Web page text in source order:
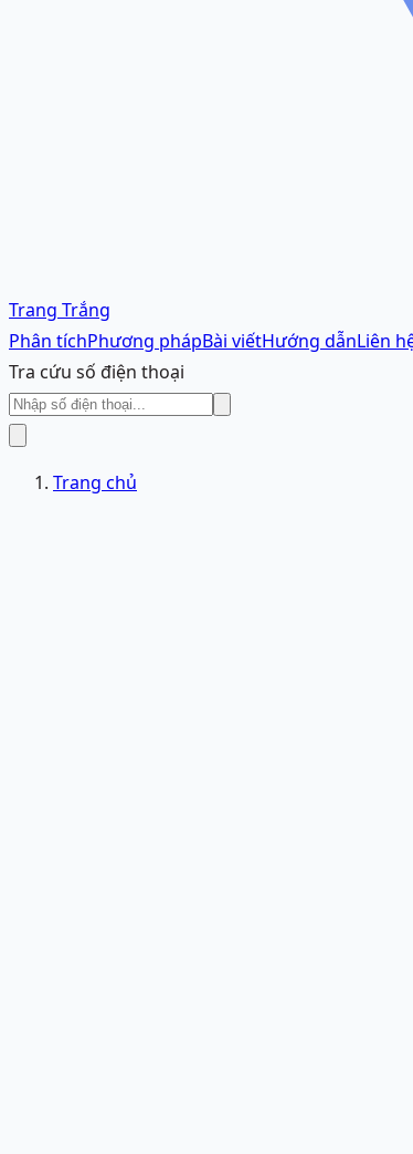
Trang Trắng
Phân tíchPhương phápBài viếtHướng dẫnLiên
Tra cứu số điện thoại
Trang chủ